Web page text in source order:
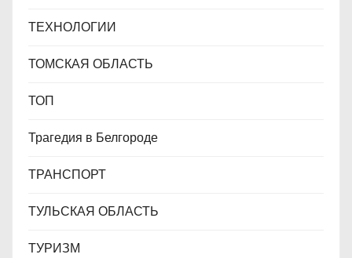
ТЕХНОЛОГИИ
ТОМСКАЯ ОБЛАСТЬ
ТОП
Трагедия в Белгороде
ТРАНСПОРТ
ТУЛЬСКАЯ ОБЛАСТЬ
ТУРИЗМ